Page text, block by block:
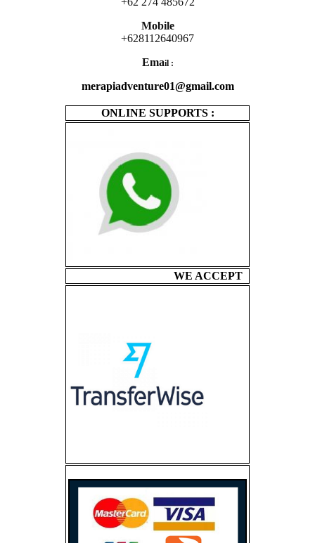
Mobile
+628112640967
Email :
merapiadventure01@gmail.com
ONLINE SUPPORTS :
WE ACCEPT